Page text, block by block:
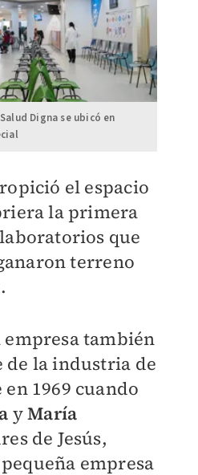
Digna se ubicó en
el espacio
la primera
que
terreno
empresa también
de la industria de
1969 cuando
yMaría
de Jesús,
empresa